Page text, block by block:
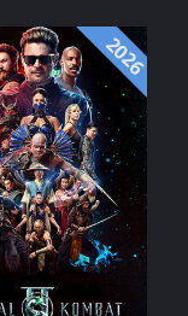
2026